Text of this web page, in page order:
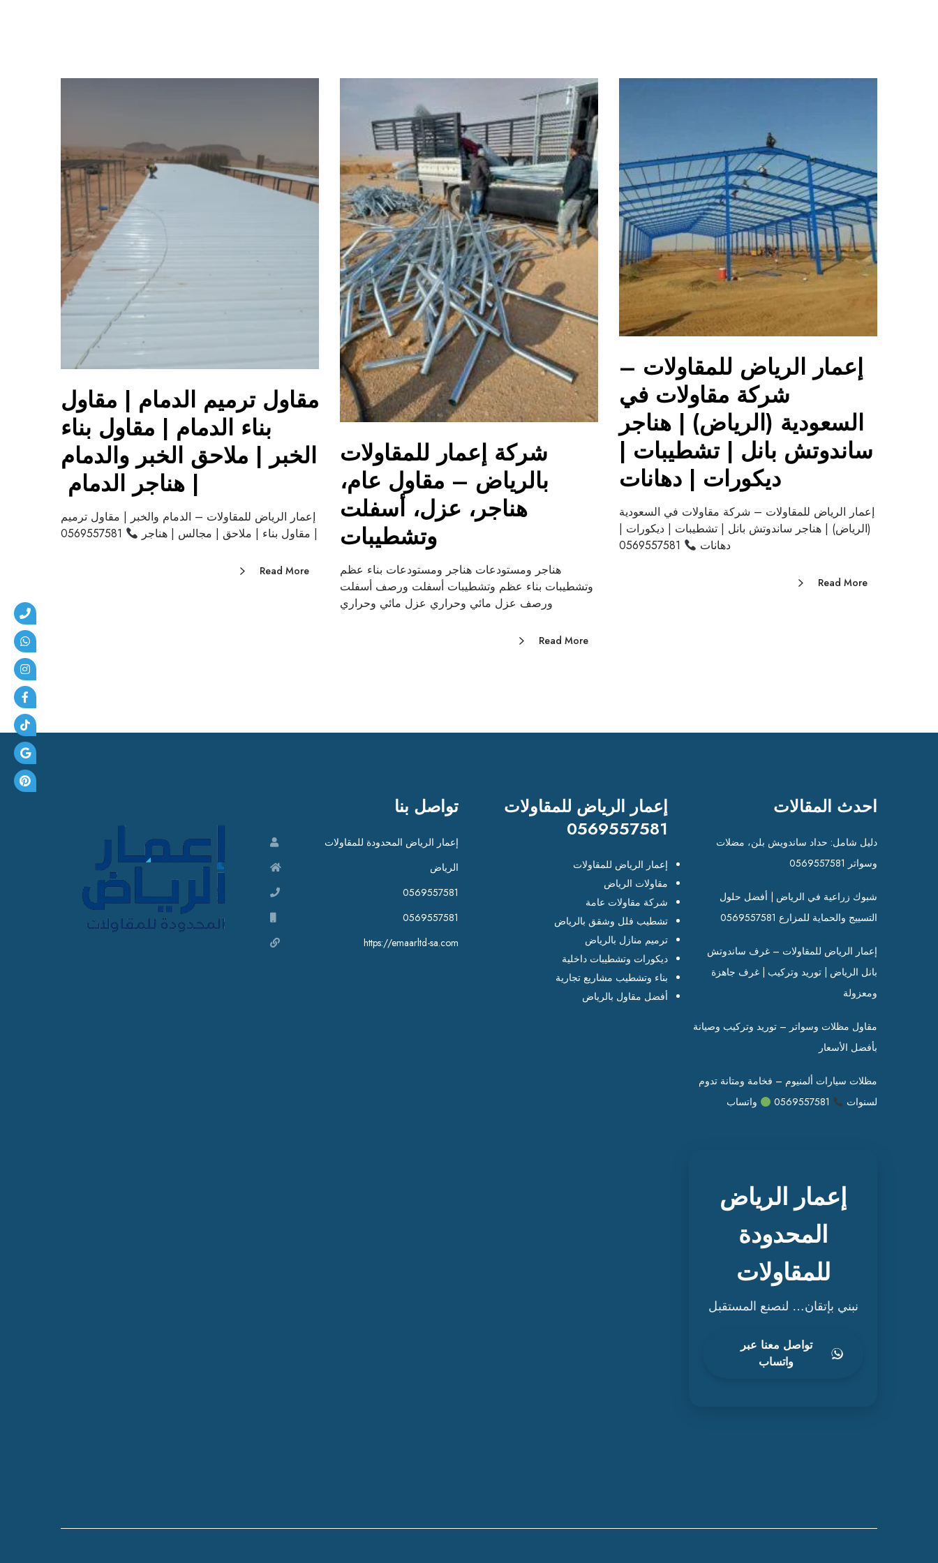
إعمار الرياض للمقاولات –
شركة مقاولات في
السعودية (الرياض) | هناجر
ساندوتش بانل | تشطيبات |
ديكورات | دهانات
إعمار الرياض للمقاولات – شركة مقاولات في السعودية
(الرياض) | هناجر ساندوتش بانل | تشطيبات | ديكورات |
دهانات
Read More
شركة إعمار للمقاولات
بالرياض – مقاول عام،
هناجر، عزل، أسفلت
وتشطيبات
هناجر ومستودعات هناجر ومستودعات بناء عظم
وتشطيبات بناء عظم وتشطيبات أسفلت ورصف أسفلت
ورصف عزل مائي وحراري عزل مائي وحراري
Read More
مقاول ترميم الدمام | مقاول
بناء الدمام | مقاول بناء
الخبر | ملاحق الخبر والدمام
| هناجر الدمام
إعمار الرياض للمقاولات – الدمام والخبر | مقاول ترميم
| مقاول بناء | ملاحق | مجالس | هناجر
Read More
احدث المقالات
دليل شامل: حداد ساندويش بلن، مضلات
وسواتر 0569557581
شبوك زراعية في الرياض | أفضل حلول
التسييج والحماية للمزارع 0569557581
إعمار الرياض للمقاولات – غرف ساندوتش
بانل الرياض | توريد وتركيب | غرف جاهزة
ومعزولة
مقاول مظلات وسواتر – توريد وتركيب وصيانة
بأفضل الأسعار
مظلات سيارات ألمنيوم – فخامة ومتانة تدوم
لسنوات
واتساب
إعمار الرياض
المحدودة
للمقاولات
نبني بإتقان… لنصنع المستقبل
تواصل معنا عبر
واتساب
إعمار الرياض للمقاولات
0569557581
إعمار الرياض للمقاولات
مقاولات الرياض
شركة مقاولات عامة
تشطيب فلل وشقق بالرياض
ترميم منازل بالرياض
ديكورات وتشطيبات داخلية
بناء وتشطيب مشاريع تجارية
أفضل مقاول بالرياض
تواصل بنا
إعمار الرياض المحدودة للمقاولات
الرياض
0569557581
0569557581
https://emaarltd-sa.com